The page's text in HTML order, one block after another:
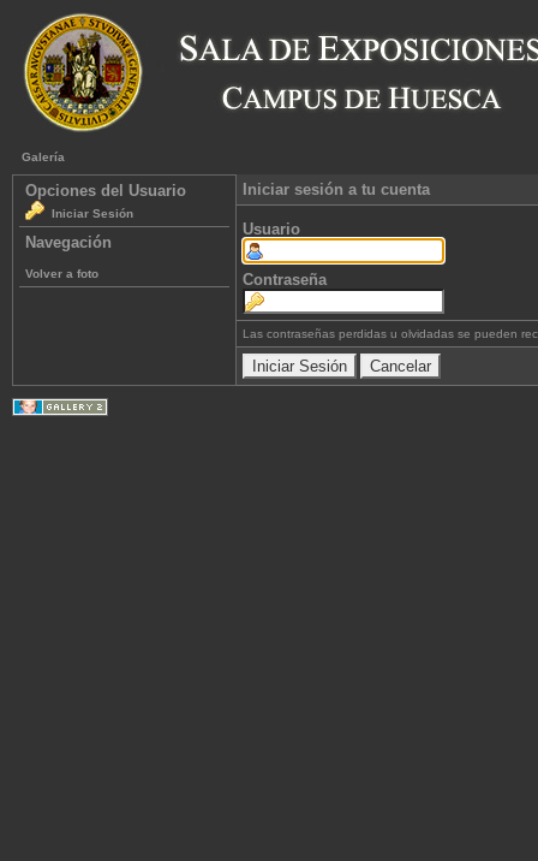
Galería
Opciones del Usuario
Iniciar Sesión
Navegación
Volver a foto
Iniciar sesión a tu cuenta
Usuario
Contraseña
Las contraseñas perdidas u olvidadas se pueden